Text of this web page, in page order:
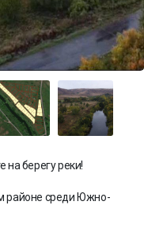
на берегу реки!
районе среди Южно-